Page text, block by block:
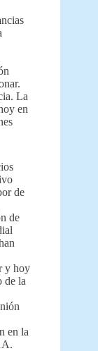
La
en
de
de
y hoy
de la
en la